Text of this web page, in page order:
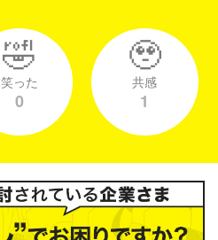
🤣
笑った
0
🥹
共感
1